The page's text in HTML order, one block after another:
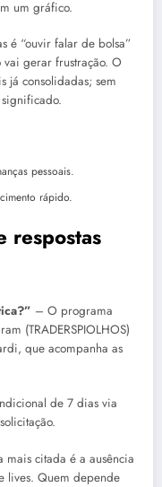
um gráfico.
é “ouvir falar de bolsa”
vai gerar frustração. O
já consolidadas; sem
pessoais.
rápido.
respostas
– O programa
(TRADERSPIOLHOS)
que acompanha as
de 7 dias via
mais citada é a ausência
lives. Quem depende